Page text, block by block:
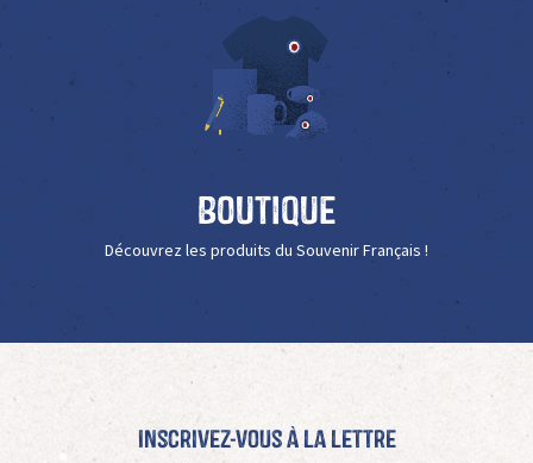
Boutique
Découvrez les produits du Souvenir Français !
Inscrivez-vous à La Lettre